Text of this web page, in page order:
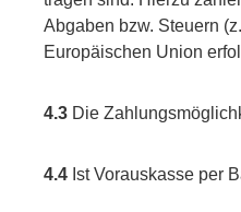
Abgaben bzw. Steuern
Europäischen Union
4.3 Die
4.4 Ist Vorauskasse per